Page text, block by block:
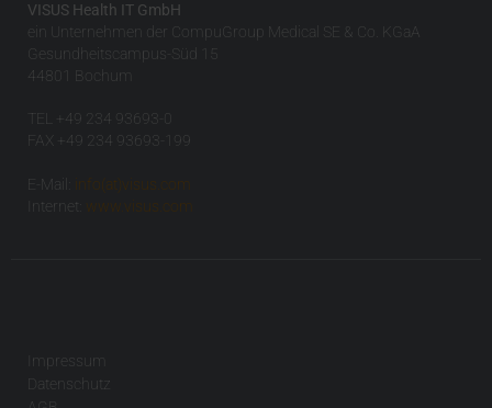
VISUS Health IT GmbH
ein Unternehmen der CompuGroup Medical SE & Co. KGaA
Gesundheitscampus-Süd 15
44801 Bochum
TEL +49 234 93693-0
FAX +49 234 93693-199
E-Mail:
info(at)visus.com
Internet:
www.visus.com
Impressum
Datenschutz